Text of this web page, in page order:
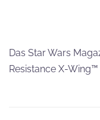
Das Star Wars
Resistance X-